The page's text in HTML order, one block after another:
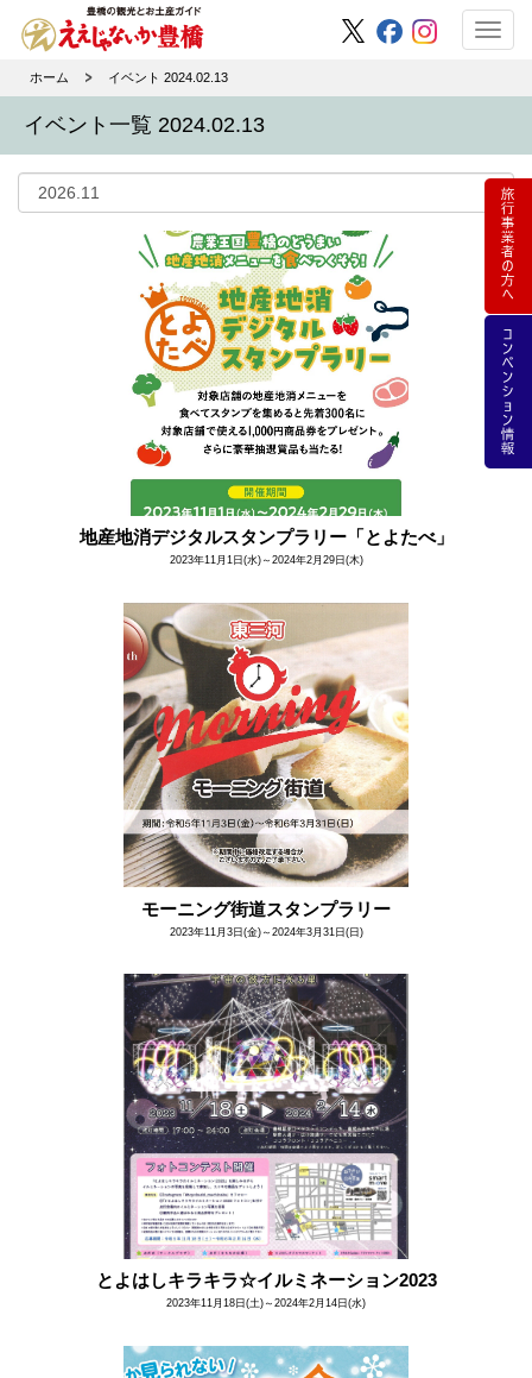
ホーム イベント 2024.02.13
イベント一覧 2024.02.13
地産地消デジタルスタンプラリー「とよたべ」
2023年11月1日(水)～2024年2月29日(木)
モーニング街道スタンプラリー
2023年11月3日(金)～2024年3月31日(日)
とよはしキラキラ☆イルミネーション2023
2023年11月18日(土)～2024年2月14日(水)